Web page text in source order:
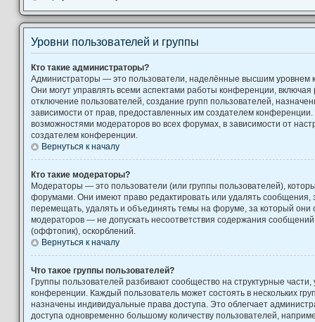
Уровни пользователей и группы
Кто такие администраторы?
Администраторы — это пользователи, наделённые высшим уровнем
Они могут управлять всеми аспектами работы конференции, включая
отключение пользователей, создание групп пользователей,
зависимости от прав, предоставленных им создателем
возможностями модераторов во всех форумах, в зависимости от
создателем конференции.
Вернуться к началу
Кто такие модераторы?
Модераторы — это пользователи (или группы пользователей),
форумами. Они имеют право редактировать или удалять сообщения,
перемещать, удалять и объединять темы на форуме, за который они
модераторов — не допускать несоответствия содержания
(оффтопик), оскорблений.
Вернуться к началу
Что такое группы пользователей?
Группы пользователей разбивают сообщество на структурные
конференции. Каждый пользователь может состоять в нескольких
назначены индивидуальные права доступа. Это облегчает
доступа одновременно большому количеству пользователей,